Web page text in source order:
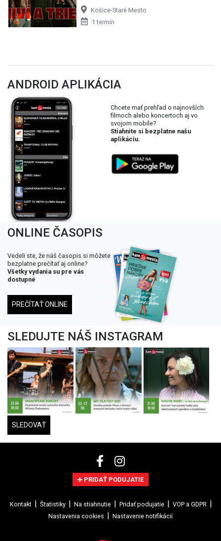
Košice-Staré Mesto
1 termín
ANDROID APLIKÁCIA
Chcete mať prehľad o najnovších
filmoch alebo koncertoch aj vo
svojom mobile?
Stiahnite si bezplatne našu
aplikáciu.
ONLINE ČASOPIS
Vedeli ste, že náš časopis si môžete
bezplatne prečítať aj online?
Všetky vydania su pre vás
dostupné
PREČÍTAŤ ONLINE
SLEDUJTE NÁŠ INSTAGRAM
SLEDOVAŤ
PRIDAŤ PODUJATIE
Kontakt Štatistiky Na stiahnutie Pridať podujatie
VOP a GDPR
Nastavenia cookies
Nastavenie notifikácií